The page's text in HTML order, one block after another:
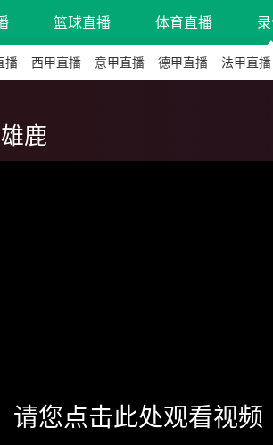
篮球直播 体育直播
播 西甲直播 意甲直播 德甲直播 法甲直播
鹿
请您点击此处观看视频